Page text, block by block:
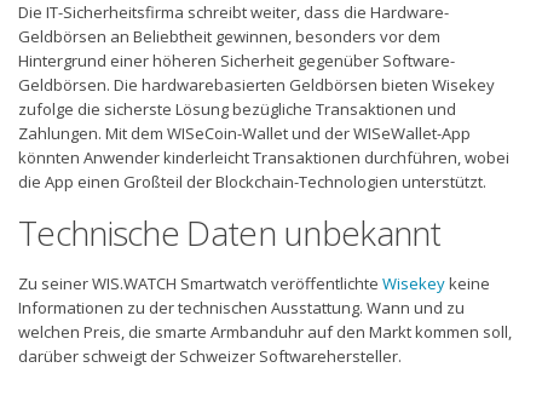
Die IT-Sicherheitsfirma schreibt weiter, dass die Hardware-
Geldbörsen an Beliebtheit gewinnen, besonders vor dem
Hintergrund einer höheren Sicherheit gegenüber Software-
Geldbörsen. Die hardwarebasierten Geldbörsen bieten Wisekey
zufolge die sicherste Lösung bezügliche Transaktionen und
Zahlungen. Mit dem WISeCoin-Wallet und der WISeWallet-App
könnten Anwender kinderleicht Transaktionen durchführen, wobei
die App einen Großteil der Blockchain-Technologien unterstützt.
Technische Daten unbekannt
Zu seiner WIS.WATCH Smartwatch veröffentlichte Wisekeykeine
Informationen zu der technischen Ausstattung. Wann und zu
welchen Preis, die smarte Armbanduhr auf den Markt kommen soll,
darüber schweigt der Schweizer Softwarehersteller.